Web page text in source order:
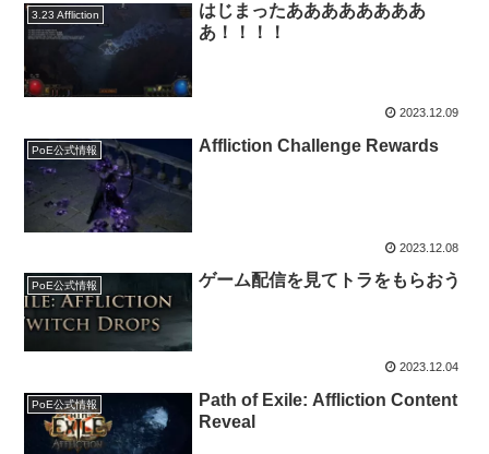
3.23 Affliction
はじまったああああああああ
あ！！！！
2023.12.09
PoE公式情報 Affliction Challenge Rewards
2023.12.08
PoE公式情報 ゲーム配信を見てトラをもらおう
2023.12.04
PoE公式情報
Path of Exile: Affliction Content
Reveal